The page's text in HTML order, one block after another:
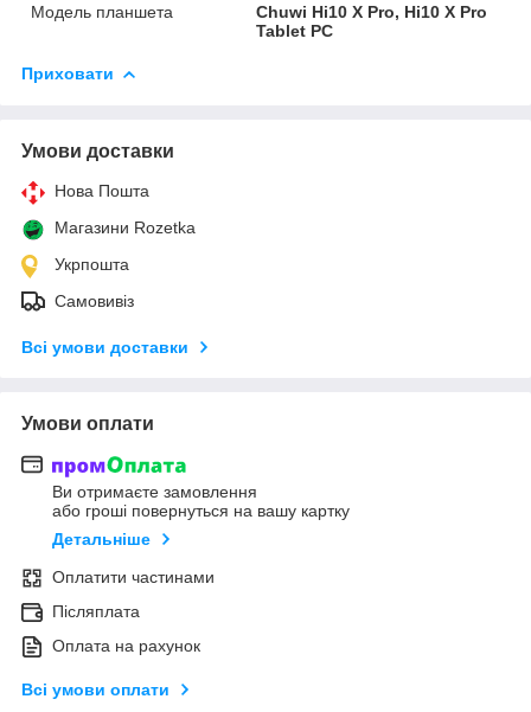
Модель планшета
Chuwi Hi10 X Pro, Hi10 X Pro
Tablet PC
Приховати
Умови доставки
Нова Пошта
Магазини Rozetka
Укрпошта
Самовивіз
Всі умови доставки
Умови оплати
Ви отримаєте замовлення
або гроші повернуться на вашу картку
Детальніше
Оплатити частинами
Післяплата
Оплата на рахунок
Всі умови оплати